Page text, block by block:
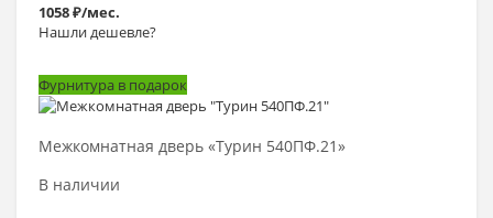
1058 ₽/мес.
Нашли дешевле?
Фурнитура в подарок
Межкомнатная дверь «Турин 540ПФ.21»
В наличии
Выбрать >